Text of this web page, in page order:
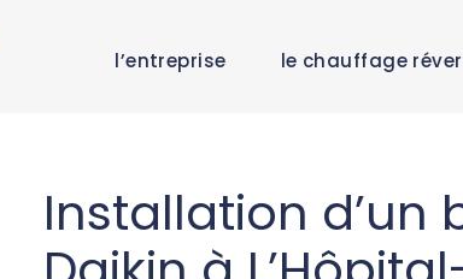
l’entreprise le chauffage
Installation d’un